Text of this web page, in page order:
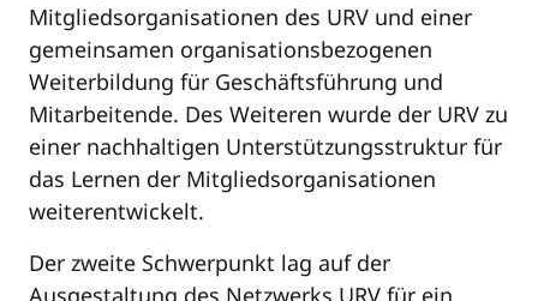
Mitgliedsorganisationen des URV und einer
gemeinsamen organisationsbezogenen
Weiterbildung für Geschäftsführung und
Mitarbeitende. Des Weiteren wurde der URV zu
einer nachhaltigen Unterstützungsstruktur für
das Lernen der Mitgliedsorganisationen
weiterentwickelt.
Der zweite Schwerpunkt lag auf der
Ausgestaltung des Netzwerks URV für ein